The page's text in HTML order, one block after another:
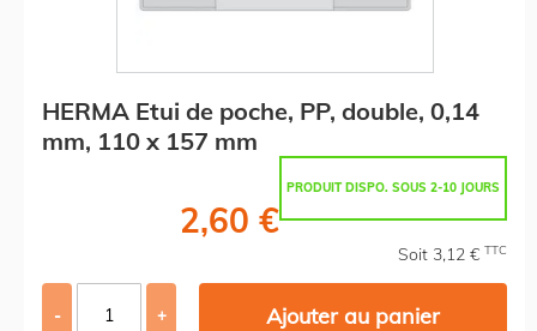
HERMA Etui de poche, PP, double, 0,14
mm, 110 x 157 mm
PRODUIT DISPO. SOUS 2-10 JOURS
2,60 €
Soit 3,12 € TTC
- + Ajouter au panier